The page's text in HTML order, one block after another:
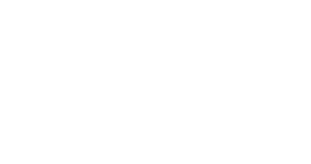
‘Las Quintas’, la
de Cañete La Real
reencuentra a
de clase y une